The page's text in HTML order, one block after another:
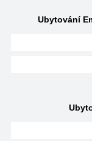
Ubytování